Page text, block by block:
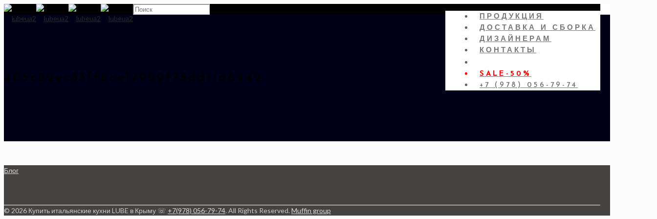
ПРОДУКЦИЯ
ДОСТАВКА И СБОРКА
ДИЗАЙНЕРАМ
КОНТАКТЫ
SALE-50%
+7 (978) 056-79-74
405c22ec33ff8ce17929f75dd11d6442
Блог
© 2026 Купить итальянские кухни LUBE в Крыму ☏ +7(978) 056-79-74. All Rights Reserved. Muffin group